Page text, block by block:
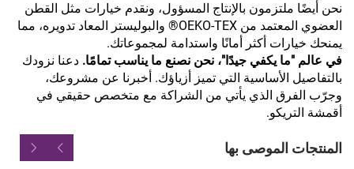
نحن أيضًا ملتزمون بالإنتاج المسؤول، ونقدم خيارات مثل القطن
العضوي المعتمد من OEKO-TEX® والبوليستر المعاد تدويره، مما
يمنحك خيارات أكثر أمانًا واستدامة لمجموعاتك.
في عالم "ما يكفي جيدًا"، نحن نصنع ما يناسب تمامًا. دعنا نزودك
بالتفاصيل الأساسية التي تميز أزياؤك. أخبرنا عن مشروعك،
وجرّب الفرق الذي يأتي من الشراكة مع متخصص حقيقي في
أقمشة التريكو.
المنتجات الموصى بها